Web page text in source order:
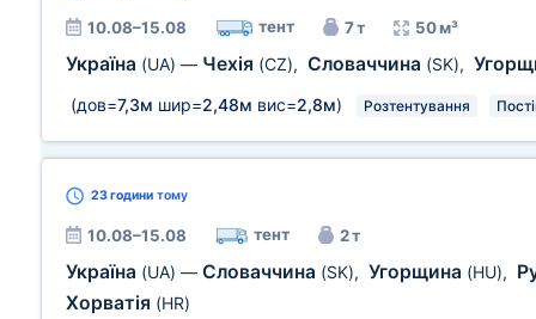
10.08–15.08 тент 7 т 50 м³
Україна (UA) — Чехія (CZ), Словаччина (SK),
(дов=7,3м шир=2,48м вис=2,8м) Розтентування
23 години тому
10.08–15.08 тент 2 т
Україна (UA) — Словаччина (SK), Угорщина (HU),
Хорватія (HR)